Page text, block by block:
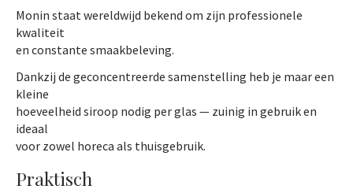
Monin staat wereldwijd bekend om zijn professionele
kwaliteit
en constante smaakbeleving.
Dankzij de geconcentreerde samenstelling heb je maar een
kleine
hoeveelheid siroop nodig per glas — zuinig in gebruik en
ideaal
voor zowel horeca als thuisgebruik.
Praktisch